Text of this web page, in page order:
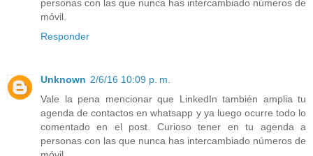
personas con las que nunca has intercambiado números de
móvil.
Responder
Unknown 2/6/16 10:09 p. m.
Vale la pena mencionar que LinkedIn también amplia tu
agenda de contactos en whatsapp y ya luego ocurre todo lo
comentado en el post. Curioso tener en tu agenda a
personas con las que nunca has intercambiado números de